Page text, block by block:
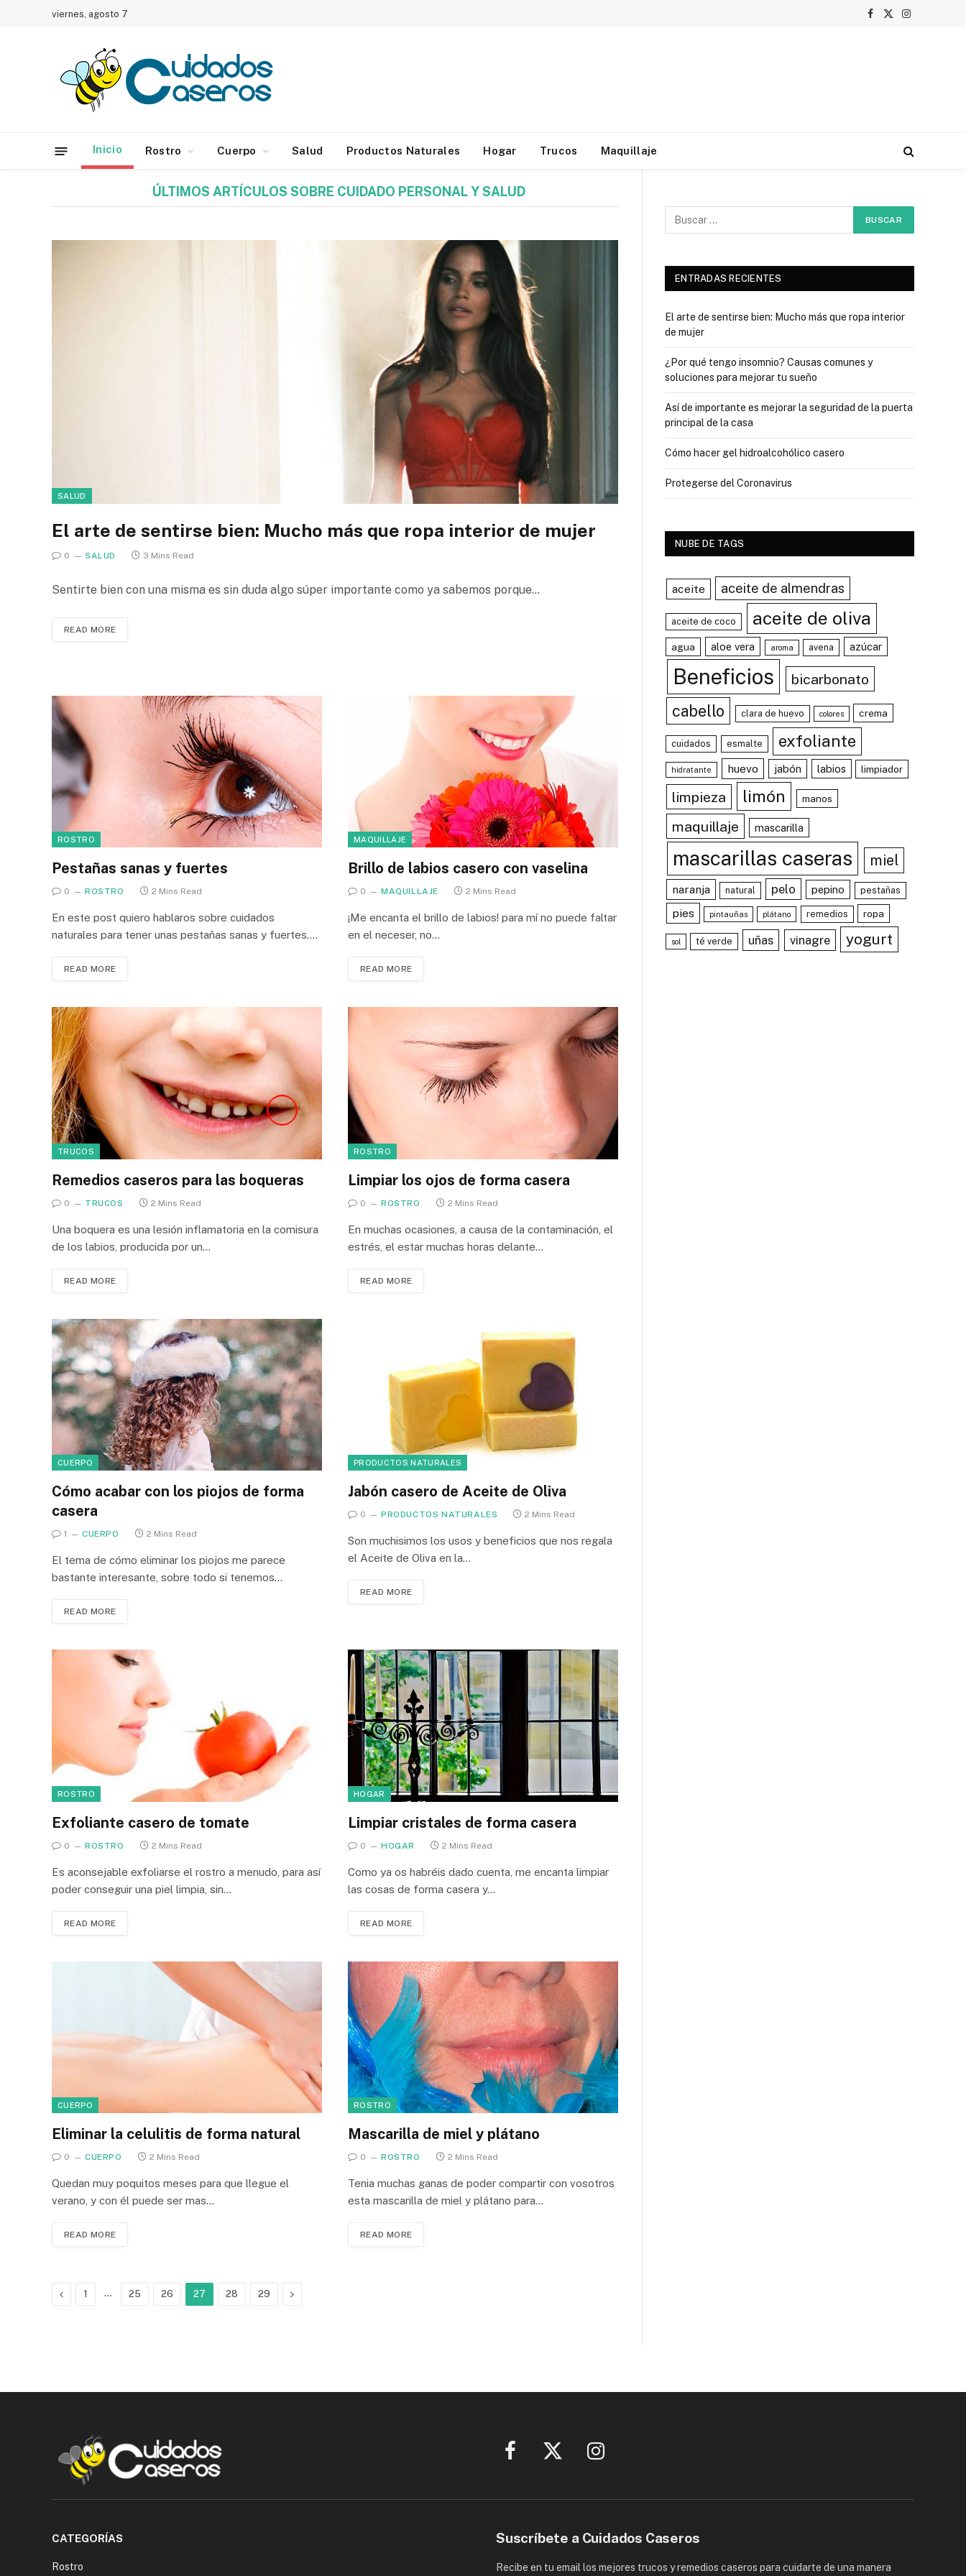
viernes, agosto 7
Facebook
X
Instagram
Inicio Rostro Cuerpo Salud Productos Naturales Hogar Trucos Maquillaje
ÚLTIMOS ARTÍCULOS SOBRE CUIDADO PERSONAL Y SALUD
SALUD
El arte de sentirse bien: Mucho más que ropa interior de mujer
0 SALUD 3 Mins Read
Sentirte bien con una misma es sin duda algo súper importante como ya sabemos porque…
READ MORE
ROSTRO
Pestañas sanas y fuertes
0 ROSTRO 2 Mins Read
En este post quiero hablaros sobre cuidados
naturales para tener unas pestañas sanas y fuertes.…
READ MORE
MAQUILLAJE
Brillo de labios casero con vaselina
0 MAQUILLAJE 2 Mins Read
¡Me encanta el brillo de labios! para mí no puede faltar
en el neceser, no…
READ MORE
TRUCOS
Remedios caseros para las boqueras
0 TRUCOS 2 Mins Read
Una boquera es una lesión inflamatoria en la comisura
de los labios, producida por un…
READ MORE
ROSTRO
Limpiar los ojos de forma casera
0 ROSTRO 2 Mins Read
En muchas ocasiones, a causa de la contaminación, el
estrés, el estar muchas horas delante…
READ MORE
CUERPO
Cómo acabar con los piojos de forma
casera
1 CUERPO 2 Mins Read
El tema de cómo eliminar los piojos me parece
bastante interesante, sobre todo si tenemos…
READ MORE
PRODUCTOS NATURALES
Jabón casero de Aceite de Oliva
0 PRODUCTOS NATURALES 2 Mins Read
Son muchisimos los usos y beneficios que nos regala
el Aceite de Oliva en la…
READ MORE
ROSTRO
Exfoliante casero de tomate
0 ROSTRO 2 Mins Read
Es aconsejable exfoliarse el rostro a menudo, para así
poder conseguir una piel limpia, sin…
READ MORE
HOGAR
Limpiar cristales de forma casera
0 HOGAR 2 Mins Read
Como ya os habréis dado cuenta, me encanta limpiar
las cosas de forma casera y…
READ MORE
CUERPO
Eliminar la celulitis de forma natural
0 CUERPO 2 Mins Read
Quedan muy poquitos meses para que llegue el
verano, y con él puede ser mas…
READ MORE
ROSTRO
Mascarilla de miel y plátano
0 ROSTRO 2 Mins Read
Tenia muchas ganas de poder compartir con vosotros
esta mascarilla de miel y plátano para…
READ MORE
Previous
1 … 25 26 27 28 29 Next
ENTRADAS RECIENTES
El arte de sentirse bien: Mucho más que ropa interior
de mujer
¿Por qué tengo insomnio? Causas comunes y
soluciones para mejorar tu sueño
Así de importante es mejorar la seguridad de la puerta
principal de la casa
Cómo hacer gel hidroalcohólico casero
Protegerse del Coronavirus
NUBE DE TAGS
aceite aceite de almendras
aceite de coco aceite de oliva
agua aloe vera aroma avena azúcar
Beneficios bicarbonato
cabello clara de huevo colores crema
cuidados esmalte exfoliante
hidratante huevo jabón labios limpiador
limpieza limón manos
maquillaje mascarilla
mascarillas caseras miel
naranja natural pelo pepino pestañas
pies pintauñas plátano remedios ropa
sol té verde uñas vinagre yogurt
FacebookX
Instagram
CATEGORÍAS
Rostro
Suscríbete a Cuidados Caseros
Recibe en tu email los mejores trucos y remedios caseros para cuidarte de una manera